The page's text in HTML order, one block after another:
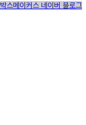
박스메이커스 네이버 블로그